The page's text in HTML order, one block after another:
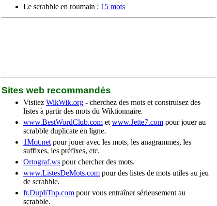
Le scrabble en roumain : 15 mots
Sites web recommandés
Visitez WikWik.org - cherchez des mots et construisez des
listes à partir des mots du Wiktionnaire.
www.BestWordClub.com et www.Jette7.com pour jouer au
scrabble duplicate en ligne.
1Mot.net pour jouer avec les mots, les anagrammes, les
suffixes, les préfixes, etc.
Ortograf.ws pour chercher des mots.
www.ListesDeMots.com pour des listes de mots utiles au jeu
de scrabble.
fr.DupliTop.com pour vous entraîner sérieusement au
scrabble.